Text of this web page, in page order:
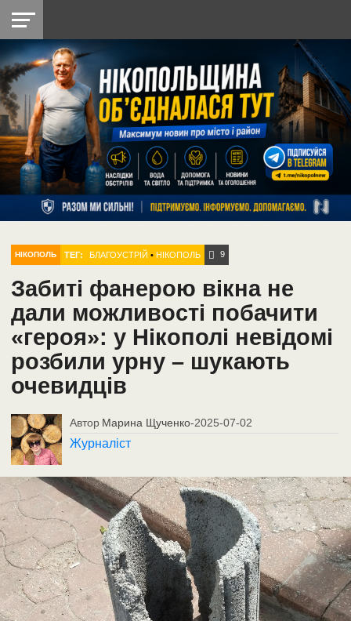
НІКОПОЛЬ
РАЙОН
СІЧЕСЛАВСЬКА
УКРАЇНА
РЕТРО
НІКОПОЛЬ
ЛАЙТ
УКРАЇНА
ДОПОМОГА
РАДІО
НІКОПОЛЬ ТЕГ: БЛАГОУСТРІЙ •НІКОПОЛЬ 9
Забиті фанерою вікна не
дали можливості побачити
«героя»: у Нікополі невідомі
розбили урну – шукають
очевидців
Автор Марина Щученко-2025-07-02
Журналіст